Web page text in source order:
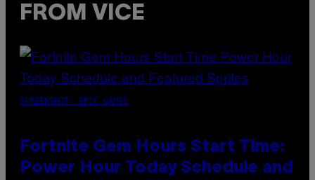
FROM VICE
SCREENSHOT: EPIC GAMES
Fortnite Gem Hours Start Time:
Power Hour Today Schedule and